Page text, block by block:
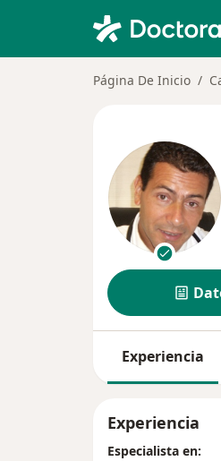
Página De Inicio
Experiencia
Experiencia
Especialista en: